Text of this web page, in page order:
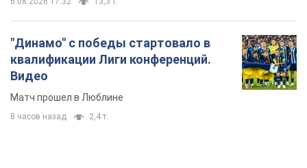
Супруга тяжелобольного Джо Байдена
назвала первый симптом, который
сигнализировал о его "агрессивном" раке
Сначала врачи не обратили на это должного внимания
6.08.2026 12:46 16,6 т.